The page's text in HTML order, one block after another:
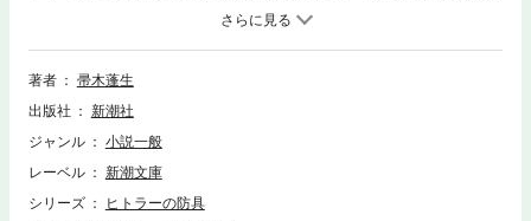
という。この意外な贈り物は、国家と戦争に翻弄されたひとりの男の数奇
な人生を物語っていた——。1938年、ベルリン駐在武官補佐官となった日
独混血の青年、香田光彦がドイツで見たものとは、いったい何だったの
か？ 『総統の防具』改題。
著者
帚木蓬生
出版社
新潮社
ジャンル
小説一般
レーベル
新潮文庫
シリーズ
ヒトラーの防具